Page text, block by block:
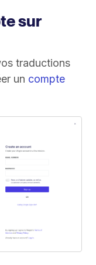
sur
traductions
un compte